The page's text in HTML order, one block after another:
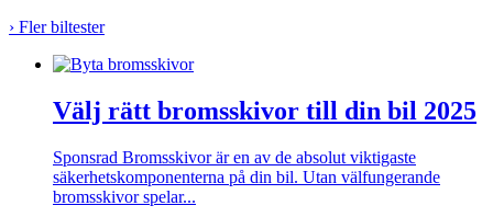
› Fler biltester
Välj rätt bromsskivor till din bil 2025
Sponsrad Bromsskivor är en av de absolut viktigaste
säkerhetskomponenterna på din bil. Utan välfungerande
bromsskivor spelar...